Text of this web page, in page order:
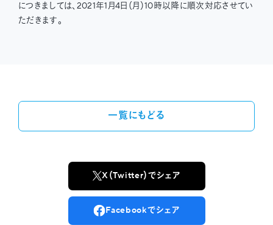
につきましては、2021年1月4日（月）10時以降に順次対応させてい
ただきます。
一覧にもどる
X（Twitter）でシェア
Facebookでシェア